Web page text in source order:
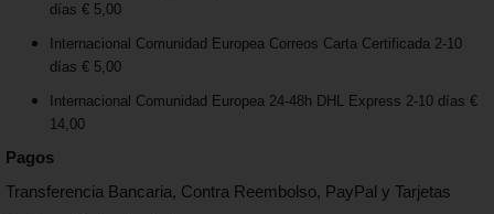
días € 5,00
Internacional Comunidad Europea Correos Carta Certificada 2-10
días € 5,00
Internacional Comunidad Europea 24-48h DHL Express 2-10 días €
14,00
Pagos
Transferencia Bancaria, Contra Reembolso, PayPal y Tarjetas